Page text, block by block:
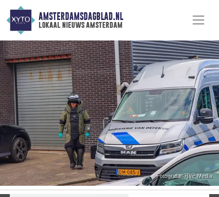
AMSTERDAMSDAGBLAD.NL
lokaal nieuws amsterdam